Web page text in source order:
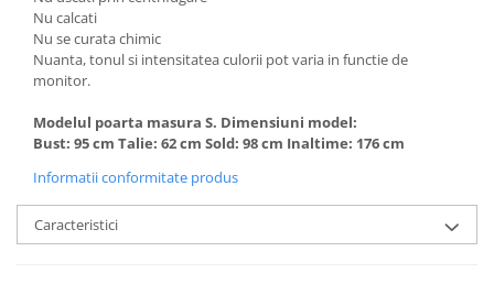
Nu calcati
Nu se curata chimic
Nuanta, tonul si intensitatea culorii pot varia in functie de
monitor.
Modelul poarta masura S. Dimensiuni model:
Bust: 95 cm Talie: 62 cm Sold: 98 cm Inaltime: 176 cm
Informatii conformitate produs
Caracteristici